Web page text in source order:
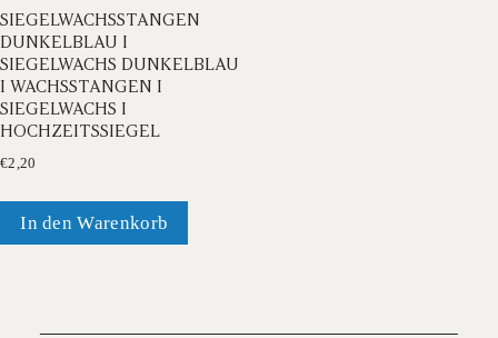
SIEGELWACHSSTANGEN
DUNKELBLAU I
SIEGELWACHS DUNKELBLAU
I WACHSSTANGEN I
SIEGELWACHS I
HOCHZEITSSIEGEL
€2,20
In den Warenkorb